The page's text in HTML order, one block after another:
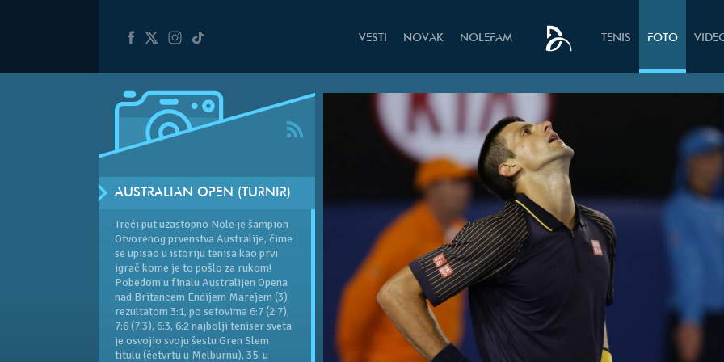
VESTI NOVAK NOLEFAM TENIS FOTO
AUSTRALIAN OPEN (TURNIR)
Treći put uzastopno Nole je šampion
Otvorenog prvenstva Australije, čime
se upisao u istoriju tenisa kao prvi
igrač kome je to pošlo za rukom!
Pobedom u finaluAustralijen Opena
nad Britancem Endijem Marejem (3)
rezultatom 3:1, po setovima 6:7 (2:7),
7:6 (7:3), 6:3, 6:2 najbolji teniser sveta
je osvojio svoju šestu Gren Slem
titulu (četvrtu u Melburnu), 35. u